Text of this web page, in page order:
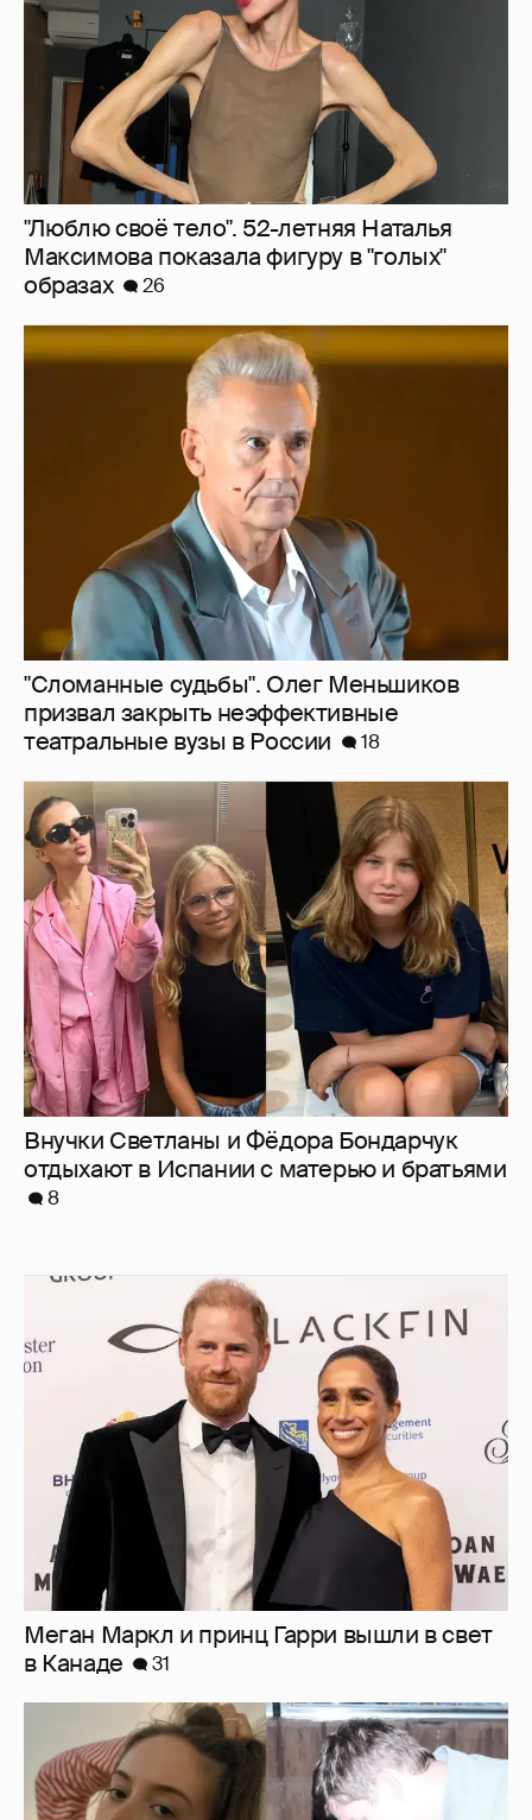
"Сломанные судьбы". Олег Меньшиков
призвал закрыть неэффективные
театральные вузы в России
Внучки Светланы и Фёдора Бондарчук
отдыхают в Испании с матерью и братьями
8
Меган Маркл и принц Гарри вышли в свет
в Канаде
Внучка Никиты Михалкова Наталья с
мужем и сыном отдыхает на яхте